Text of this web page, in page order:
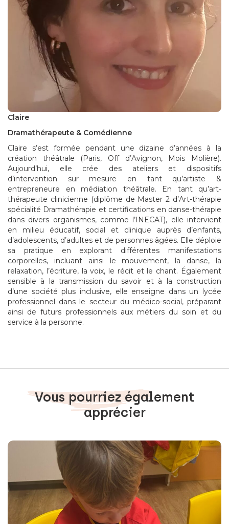
Claire
Dramathérapeute & Comédienne
Claire s’est formée pendant une dizaine d’années à la
création théâtrale (Paris, Off d’Avignon, Mois Molière).
Aujourd’hui, elle crée des ateliers et dispositifs
d’intervention sur mesure en tant qu’artiste &
entrepreneure en médiation théâtrale. En tant qu’art-
thérapeute clinicienne (diplôme de Master 2 d’Art-thérapie
spécialité Dramathérapie et certifications en danse-thérapie
dans divers organismes, comme l’INECAT), elle intervient
en milieu éducatif, social et clinique auprès d’enfants,
d’adolescents, d’adultes et de personnes âgées. Elle déploie
sa pratique en explorant différentes manifestations
corporelles, incluant ainsi le mouvement, la danse, la
relaxation, l’écriture, la voix, le récit et le chant. Également
sensible à la transmission du savoir et à la construction
d’une société plus inclusive, elle enseigne dans un lycée
professionnel dans le secteur du médico-social, préparant
ainsi de futurs professionnels aux métiers du soin et du
service à la personne.
Vous pourriez également
apprécier